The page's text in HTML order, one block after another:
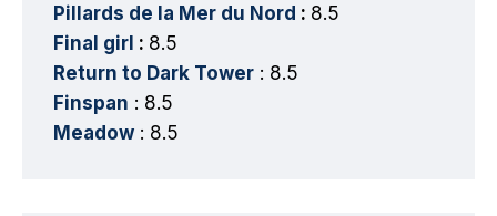
Pillards de la Mer du Nord : 8.5
Final girl : 8.5
Return to Dark Tower : 8.5
Finspan : 8.5
Meadow : 8.5